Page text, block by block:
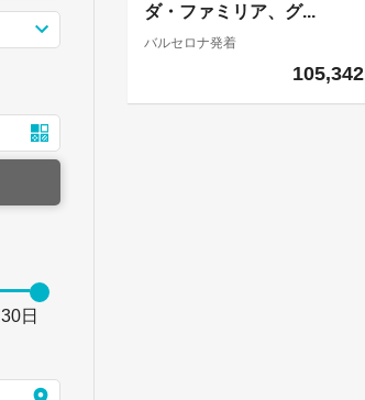
30日
ダ・ファミリア、グ...
バルセロナ発着
105,342